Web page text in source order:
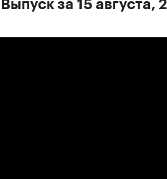
Выпуск за 15 августа,